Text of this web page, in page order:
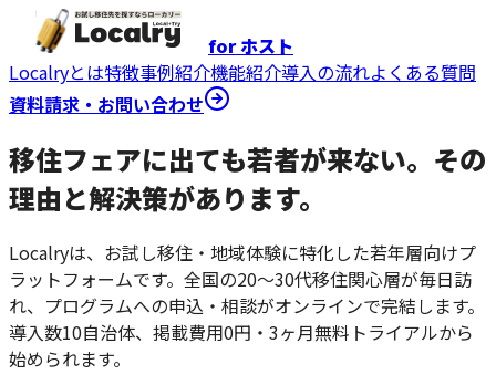
for ホスト
Localryとは特徴事例紹介機能紹介導入の流れよくある質問
資料請求・お問い合わせ
移住フェアに出ても若者が来ない。その
理由と解決策があります。
Localryは、お試し移住・地域体験に特化した若年層向けプ
ラットフォームです。全国の20〜30代移住関心層が毎日訪
れ、プログラムへの申込・相談がオンラインで完結します。
導入数10自治体、掲載費用0円・3ヶ月無料トライアルから
始められます。